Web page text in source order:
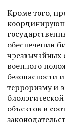
Кроме того,
обеспечении
чрезвычайных
военного
безопасности
терроризму и
объектов в